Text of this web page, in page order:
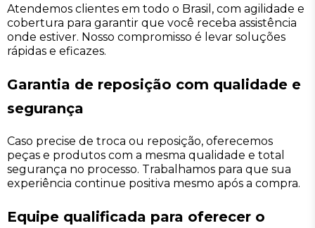
Atendemos clientes em todo o Brasil, com agilidade e
cobertura para garantir que você receba assistência
onde estiver. Nosso compromisso é levar soluções
rápidas e eficazes.
Garantia de reposição com qualidade e
segurança
Caso precise de troca ou reposição, oferecemos
peças e produtos com a mesma qualidade e total
segurança no processo. Trabalhamos para que sua
experiência continue positiva mesmo após a compra.
Equipe qualificada para oferecer o